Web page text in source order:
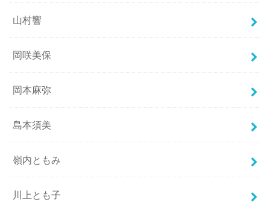
山村響
岡咲美保
岡本麻弥
島本須美
嶺内ともみ
川上とも子